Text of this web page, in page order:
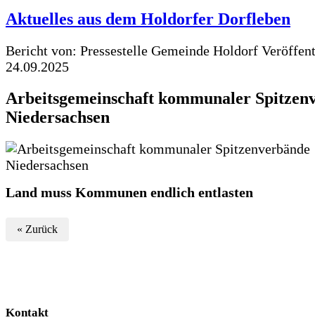
Aktuelles aus dem Holdorfer Dorfleben
Bericht von: Pressestelle Gemeinde Holdorf
24.09.2025
Arbeitsgemeinschaft kommunaler
Niedersachsen
Land muss Kommunen endlich entlasten
« Zurück
Kontakt